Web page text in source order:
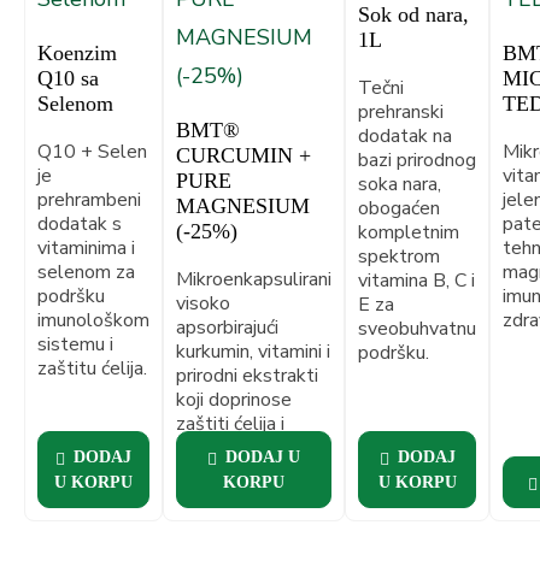
Koenzim
Q10 sa
Selenom
Q10 + Selen
je
prehrambeni
dodatak s
vitaminima i
selenom za
podršku
imunološkom
sistemu i
zaštitu ćelija.
DODAJ
U KORPU
BMT®
CURCUMIN +
PURE
MAGNESIUM
(-25%)
Mikroenkapsulirani
visoko
apsorbirajući
kurkumin, vitamini i
prirodni ekstrakti
koji doprinose
zaštiti ćelija i
regulaciji upalnih
odgovora u tijelu.
DODAJ U
KORPU
Sok od nara,
1L
Tečni
prehranski
dodatak na
bazi prirodnog
soka nara,
obogaćen
kompletnim
spektrom
vitamina B, C i
E za
sveobuhvatnu
podršku.
DODAJ
U KORPU